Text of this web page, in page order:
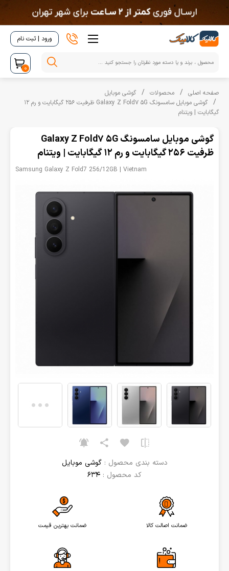
ورود | ثبت نام
0
صفحه اصلی محصولات
گوشی موبایل
گوشی موبایل سامسونگ Galaxy Z Fold7 5G ظرفیت 256 گیگابایت و رم 12
گیگابایت | ویتنام
دسته بندی محصول :گوشی موبایل
کد محصول : 634
ضمانت اصالت کالا ضمانت بهترین قیمت
گوشی موبایل سامسونگ Galaxy Z Fold7 5G
ظرفیت 256 گیگابایت و رم 12 گیگابایت | ویتنام
Samsung Galaxy Z Fold7 256/12GB | Vietnam